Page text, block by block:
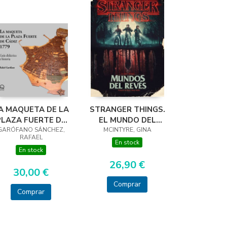
MAQUETA DE LA
FUERTE DE
CÁDIZ 1779
SÁNCHEZ,
RAFAEL
En stock
30,00 €
Comprar
STRANGER THINGS.
EL MUNDO DEL
REVES
MCINTYRE, GINA
En stock
26,90 €
Comprar